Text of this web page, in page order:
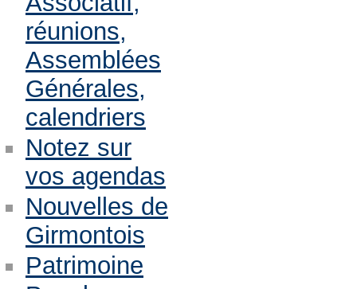
réunions,
Assemblées
Générales,
calendriers
Notez sur
vos agendas
Nouvelles de
Girmontois
Patrimoine